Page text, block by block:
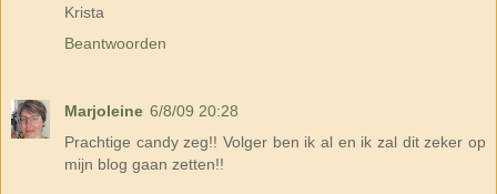
Krista
Beantwoorden
Marjoleine 6/8/09 20:28
Prachtige candy zeg!! Volger ben ik al en ik zal dit zeker op
mijn blog gaan zetten!!